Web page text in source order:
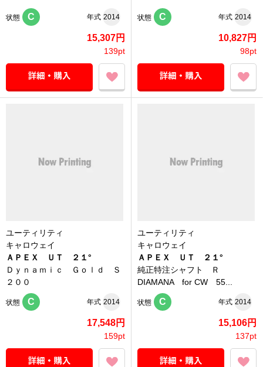
状態 C 年式 2014
15,307円
139pt
状態 C 年式 2014
10,827円
98pt
ユーティリティ
キャロウェイ
ＡＰＥＸ ＵＴ ２１°
Ｄｙｎａｍｉｃ Ｇｏｌｄ Ｓ
２００
状態 C 年式 2014
17,548円
159pt
ユーティリティ
キャロウェイ
ＡＰＥＸ ＵＴ ２１°
純正特注シャフト Ｒ
DIAMANA for CW 55...
状態 C 年式 2014
15,106円
137pt